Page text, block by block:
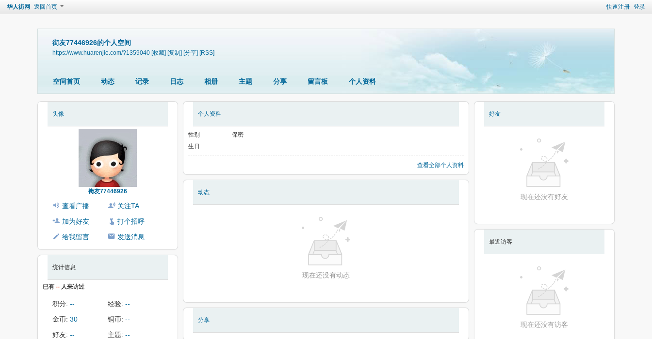
快速注册 登录
华人街网 返回首页
街友77446926的个人空间
https://www.huarenjie.com/?1359040 [收藏] [复制] [分享] [RSS]
空间首页 动态 记录 日志 相册 主题 分享 留言板 个人资料
头像
街友77446926
查看广播
关注TA
加为好友
打个招呼
给我留言
发送消息
统计信息
已有 -- 人来访过
积分: -- 经验: --
金币: 30 铜币: --
好友: -- 主题: --
个人资料
性别
保密
生日
查看全部个人资料
动态
现在还没有动态
分享
好友
现在还没有好友
最近访客
现在还没有访客